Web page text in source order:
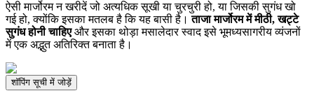
ऐसी मार्जोरम न खरीदें जो अत्यधिक सूखी या चुरचुरी हो, या जिसकी सुगंध खो
गई हो, क्योंकि इसका मतलब है कि यह बासी है।ताजा मार्जोरम में मीठी, खट्टे
सुगंध होनी चाहिएऔर इसका थोड़ा मसालेदार स्वाद इसे भूमध्यसागरीय व्यंजनों
में एक अद्भुत अतिरिक्त बनाता है।
शॉपिंग सूची में जोड़ें